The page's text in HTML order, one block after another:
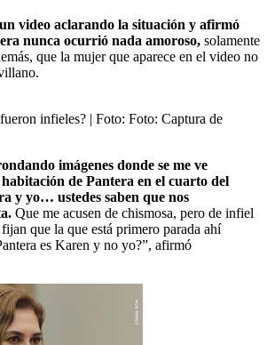
video aclarando la situación y afirmó
nunca ocurrió nada amoroso, solamente
que la mujer que aparece en el video no
infieles? | Foto: Foto: Captura de
imágenes donde se me ve
de Pantera en el cuarto del
y yo… ustedes saben que nos
Que me acusen de chismosa, pero de infiel
que la que está primero parada ahí
es Karen y no yo?”, afirmó